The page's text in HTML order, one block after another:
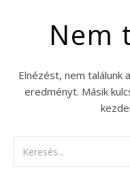
Nem
Elnézést, nem találunk
eredményt. Másik